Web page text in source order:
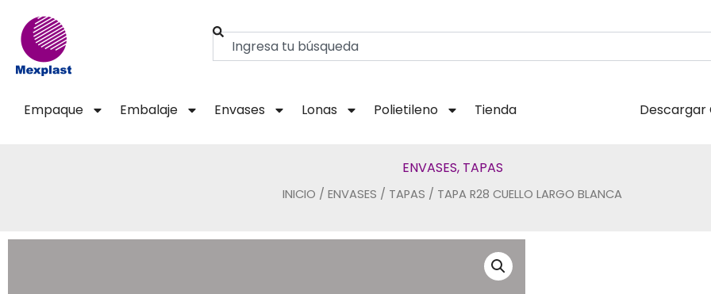
contenido
Buscar
Empaque Embalaje Envases Lonas Polietileno Tienda Descargar
ENVASES, TAPAS
INICIO / ENVASES / TAPAS / TAPA R28 CUELLO LARGO BLANCA